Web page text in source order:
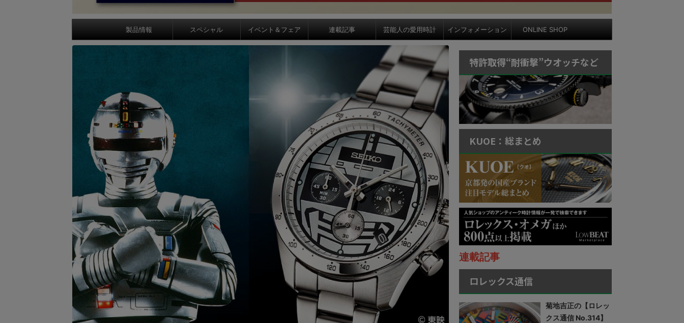
製品情報 スペシャル イベント＆フェア 連載記事 芸能人の愛用時計 インフォメーション ONLINE SHOP
特許取得“耐衝撃”ウオッチなど
KUOE：総まとめ
連載記事
ロレックス通信
菊地吉正の【ロレッ
クス通信 No.314】